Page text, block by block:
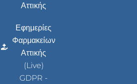
Αττικής
Εφημερίες
Φαρμακείων
Αττικής
(Live)
GDPR -